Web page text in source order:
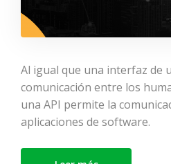
Al igual que una interfaz de
comunicación entre los
una API permite la
aplicaciones de software.